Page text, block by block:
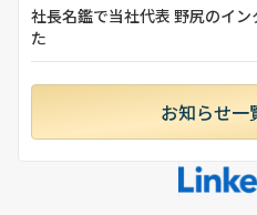
社長名鑑で当社代表 野尻のイ
た
お知らせ一